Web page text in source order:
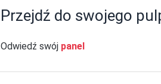
Przejdź do swojego
Odwiedź swój panel